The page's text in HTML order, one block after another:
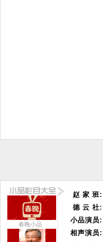
春晚小品
赵 家 班:
德 云 社:
小品演员:
相声演员: